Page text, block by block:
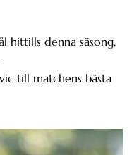
hittills denna säsong,
till matchens bästa